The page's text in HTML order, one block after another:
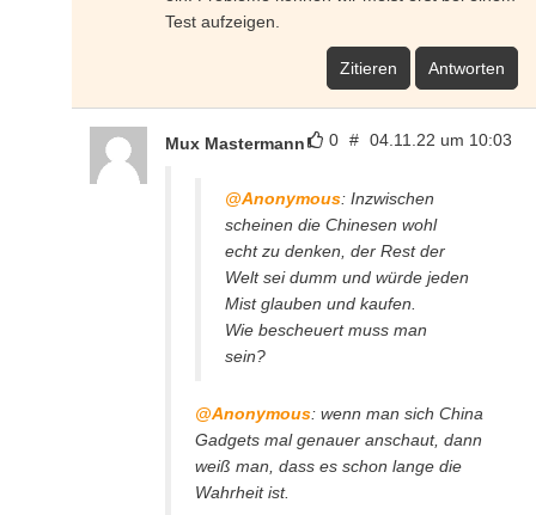
Test aufzeigen.
Zitieren Antworten
0 # 04.11.22 um 10:03
Mux Mastermann
@Anonymous: Inzwischen
scheinen die Chinesen wohl
echt zu denken, der Rest der
Welt sei dumm und würde jeden
Mist glauben und kaufen.
Wie bescheuert muss man
sein?
@Anonymous: wenn man sich China
Gadgets mal genauer anschaut, dann
weiß man, dass es schon lange die
Wahrheit ist.